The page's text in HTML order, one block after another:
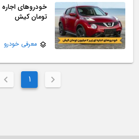
تومان کیش
معرفی خودرو
1